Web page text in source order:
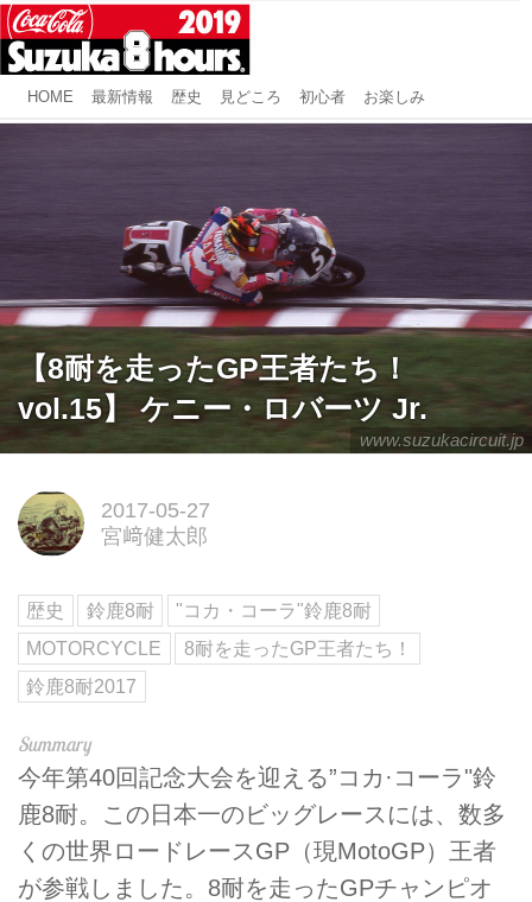
HOME 最新情報 歴史 見どころ 初心者 お楽しみ
www.suzukacircuit.jp
【8耐を走ったGP王者たち！
vol.15】 ケニー・ロバーツ Jr.
2017-05-27
宮﨑健太郎
歴史 鈴鹿8耐
"コカ・コーラ"鈴鹿8耐
MOTORCYCLE
8耐を走ったGP王者たち！
鈴鹿8耐2017
今年第40回記念大会を迎える”コカ·コーラ"鈴
鹿8耐。この日本一のビッグレースには、数多
くの世界ロードレースGP（現MotoGP）王者
が参戦しました。8耐を走ったGPチャンピオ